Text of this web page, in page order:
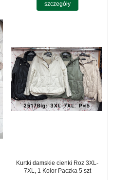
szczegóły
Kurtki damskie cienki Roz 3XL-
7XL, 1 Kolor Paczka 5 szt